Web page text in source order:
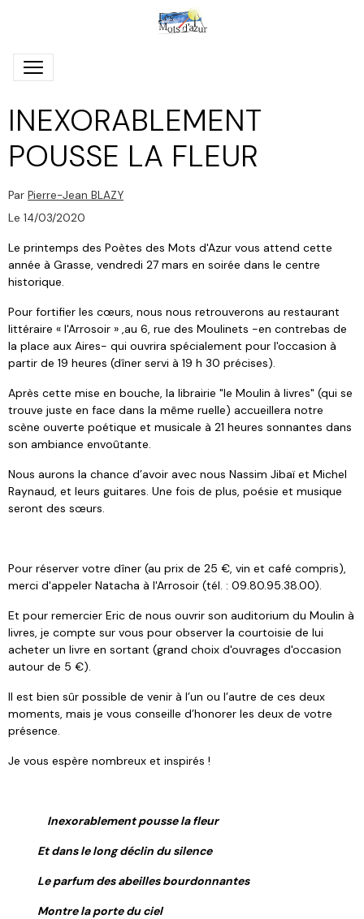
INEXORABLEMENT
POUSSE LA FLEUR
Par Pierre-Jean BLAZY
Le 14/03/2020
Le printemps des Poètes des Mots d'Azur vous attend cette
année à Grasse, vendredi 27 mars en soirée dans le centre
historique.
Pour fortifier les cœurs, nous nous retrouverons au restaurant
littéraire « l'Arrosoir » ,au 6, rue des Moulinets -en contrebas de
la place aux Aires- qui ouvrira spécialement pour l'occasion à
partir de 19 heures (dîner servi à 19 h 30 précises).
Après cette mise en bouche, la librairie "le Moulin à livres" (qui se
trouve juste en face dans la même ruelle) accueillera notre
scène ouverte poétique et musicale à 21 heures sonnantes dans
son ambiance envoûtante.
Nous aurons la chance d’avoir avec nous Nassim Jibaï et Michel
Raynaud, et leurs guitares. Une fois de plus, poésie et musique
seront des sœurs.
Pour réserver votre dîner (au prix de 25 €, vin et café compris),
merci d'appeler Natacha à l'Arrosoir (tél. : 09.80.95.38.00).
Et pour remercier Eric de nous ouvrir son auditorium du Moulin à
livres, je compte sur vous pour observer la courtoisie de lui
acheter un livre en sortant (grand choix d'ouvrages d'occasion
autour de 5 €).
Il est bien sûr possible de venir à l’un ou l’autre de ces deux
moments, mais je vous conseille d’honorer les deux de votre
présence.
Je vous espère nombreux et inspirés !
Inexorablement pousse la fleur
Et dans le long déclin du silence
Le parfum des abeilles bourdonnantes
Montre la porte du ciel